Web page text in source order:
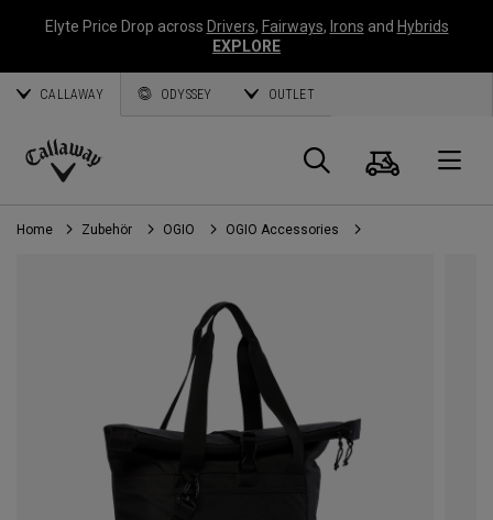
Elyte Price Drop across Drivers, Fairways, Irons and Hybrids
EXPLORE
CALLAWAY ODYSSEY OUTLET
Callaway
Golf
Suche
Home Zubehör OGIO OGIO Accessories